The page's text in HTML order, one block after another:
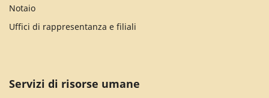
Notaio
Uffici di rappresentanza e filiali
Servizi di risorse umane